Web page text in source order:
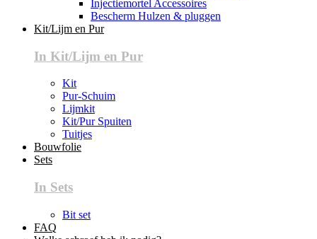
Injectiemortel Accessoires
Bescherm Hulzen & pluggen
Kit/Lijm en Pur
In Kit/Lijm en Pur
Kit
Pur-Schuim
Lijmkit
Kit/Pur Spuiten
Tuitjes
Bouwfolie
Sets
In Sets
Bit set
FAQ